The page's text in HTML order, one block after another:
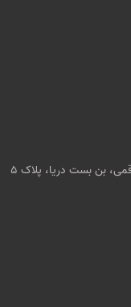
بن بست دریا، پلاک 5